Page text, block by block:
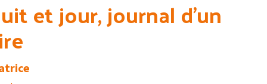
et jour, journal d’un